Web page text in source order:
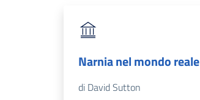
Narnia nel mondo reale
di David Sutton